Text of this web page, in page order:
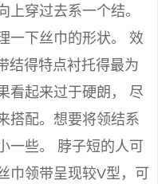
上穿过去系一个结。
一下丝巾的形状。 效
结得特点衬托得最为
看起来过于硬朗， 尽
搭配。想要将领结系
一些。 脖子短的人可
巾领带呈现较V型，可